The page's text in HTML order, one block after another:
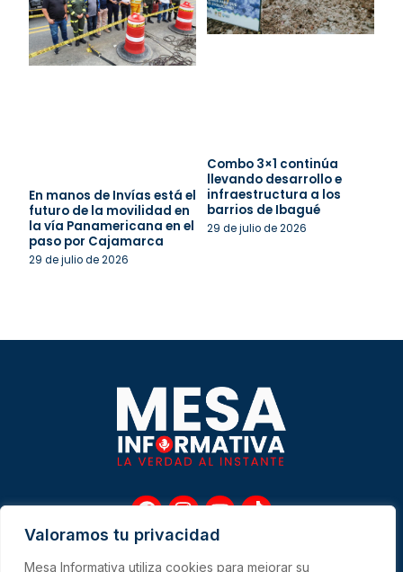
Valoramos tu privacidad
Mesa Informativa utiliza cookies para mejorar su
En manos de Invías está el
futuro de la movilidad en
la vía Panamericana en el
paso por Cajamarca
29 de julio de 2026
Combo 3×1 continúa
llevando desarrollo e
infraestructura a los
barrios de Ibagué
29 de julio de 2026
F
a
c
e
I
n
s
t
Y
u
t
T
t